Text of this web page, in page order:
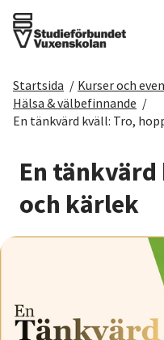
Det här gör vi
Sök kurser och
Om SV
Cirkelledare
Startsida / Kurser och
Hälsa & välbefinnande /
En tänkvärd kväll: Tro,
En
och kärlek